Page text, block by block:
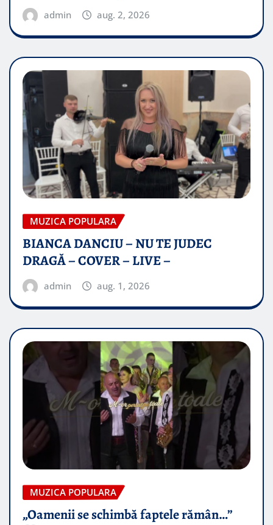
admin aug. 2, 2026
MUZICA POPULARA
BIANCA DANCIU – NU TE JUDEC
DRAGĂ – COVER – LIVE –
admin aug. 1, 2026
MUZICA POPULARA
„Oamenii se schimbă faptele rămân…”